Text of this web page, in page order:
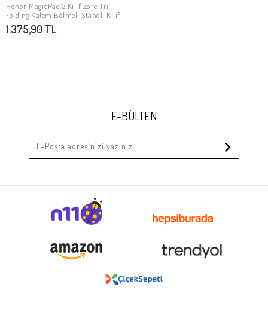
SEPETE EKLE
Honor MagicPad 2 Kılıf Zore Tri
Folding Kalem Bölmeli Standlı Kılıf
1.375,90 TL
E-BÜLTEN